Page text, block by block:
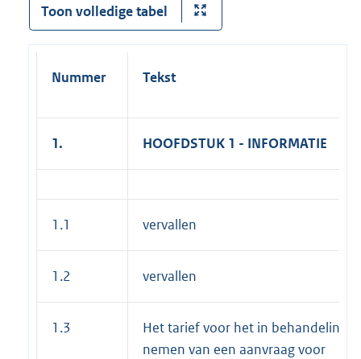
Toon volledige tabel
Nummer Tekst
1. HOOFDSTUK 1 - INFORMATIE
1.1 vervallen
1.2 vervallen
1.3
Het tarief voor het in behandeling
nemen van een aanvraag voor